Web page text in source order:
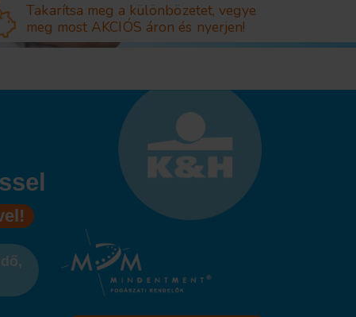
Takarítsa meg a különbözetet,vegye
meg most AKCIÓS áron és nyerjen!